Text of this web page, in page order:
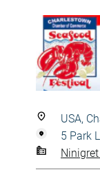
USA,
5 Park